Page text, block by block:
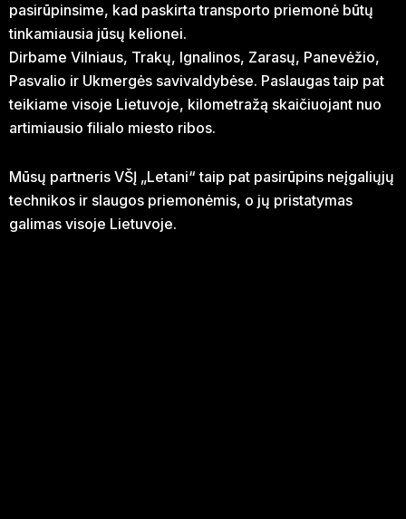
pasirūpinsime, kad paskirta transporto priemonė būtų
tinkamiausia jūsų kelionei.
Dirbame Vilniaus, Trakų, Ignalinos, Zarasų, Panevėžio,
Pasvalio ir Ukmergės savivaldybėse. Paslaugas taip pat
teikiame visoje Lietuvoje, kilometražą skaičiuojant nuo
artimiausio filialo miesto ribos.
Mūsų partneris VŠĮ „Letani“ taip pat pasirūpins neįgaliųjų
technikos ir slaugos priemonėmis, o jų pristatymas
galimas visoje Lietuvoje.